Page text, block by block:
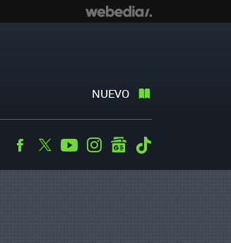
NUEVO
Facebook
TwitterYoutubeInstagramgooglenews